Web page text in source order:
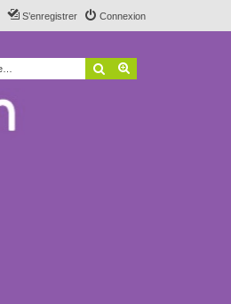
Connexion
S’enregistrer
Rechercher